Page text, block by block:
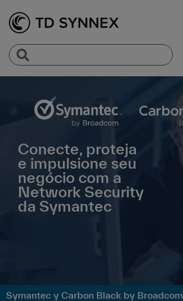
Conecte, proteja
e impulsione seu
negócio com a
Network Security
da Symantec
Symantec y Carbon Black by Broadcom